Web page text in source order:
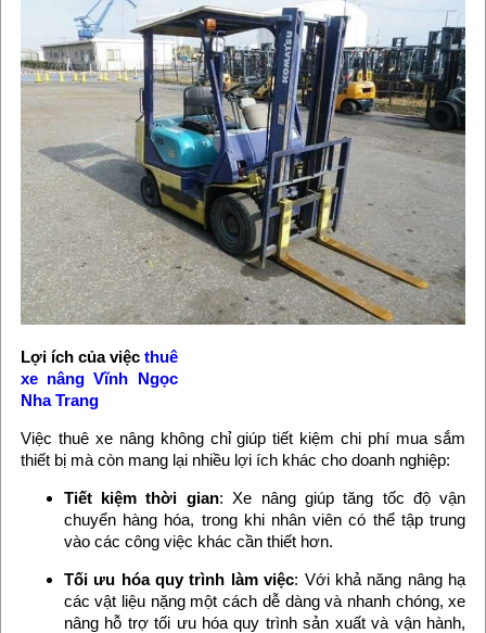
Lợi ích của việc thuê
xe nâng Vĩnh Ngọc
Nha Trang
Việc thuê xe nâng không chỉ giúp tiết kiệm chi phí mua sắm
thiết bị mà còn mang lại nhiều lợi ích khác cho doanh nghiệp:
Tiết kiệm thời gian: Xe nâng giúp tăng tốc độ vận
chuyển hàng hóa, trong khi nhân viên có thể tập trung
vào các công việc khác cần thiết hơn.
Tối ưu hóa quy trình làm việc: Với khả năng nâng hạ
các vật liệu nặng một cách dễ dàng và nhanh chóng, xe
nâng hỗ trợ tối ưu hóa quy trình sản xuất và vận hành,